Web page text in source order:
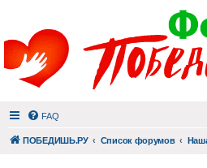
FAQ
ПОБЕДИШЬ.РУ Список форумов